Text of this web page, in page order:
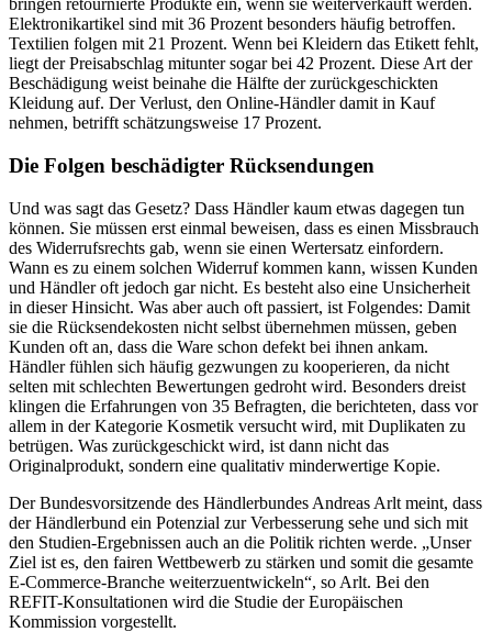
bringen retournierte Produkte ein, wenn sie weiterverkauft werden.
Elektronikartikel sind mit 36 Prozent besonders häufig betroffen.
Textilien folgen mit 21 Prozent. Wenn bei Kleidern das Etikett fehlt,
liegt der Preisabschlag mitunter sogar bei 42 Prozent. Diese Art der
Beschädigung weist beinahe die Hälfte der zurückgeschickten
Kleidung auf. Der Verlust, den Online-Händler damit in Kauf
nehmen, betrifft schätzungsweise 17 Prozent.
Die Folgen beschädigter Rücksendungen
Und was sagt das Gesetz? Dass Händler kaum etwas dagegen tun
können. Sie müssen erst einmal beweisen, dass es einen Missbrauch
des Widerrufsrechts gab, wenn sie einen Wertersatz einfordern.
Wann es zu einem solchen Widerruf kommen kann, wissen Kunden
und Händler oft jedoch gar nicht. Es besteht also eine Unsicherheit
in dieser Hinsicht. Was aber auch oft passiert, ist Folgendes: Damit
sie die Rücksendekosten nicht selbst übernehmen müssen, geben
Kunden oft an, dass die Ware schon defekt bei ihnen ankam.
Händler fühlen sich häufig gezwungen zu kooperieren, da nicht
selten mit schlechten Bewertungen gedroht wird. Besonders dreist
klingen die Erfahrungen von 35 Befragten, die berichteten, dass vor
allem in der Kategorie Kosmetik versucht wird, mit Duplikaten zu
betrügen. Was zurückgeschickt wird, ist dann nicht das
Originalprodukt, sondern eine qualitativ minderwertige Kopie.
Der Bundesvorsitzende des Händlerbundes Andreas Arlt meint, dass
der Händlerbund ein Potenzial zur Verbesserung sehe und sich mit
den Studien-Ergebnissen auch an die Politik richten werde. „Unser
Ziel ist es, den fairen Wettbewerb zu stärken und somit die gesamte
E-Commerce-Branche weiterzuentwickeln“, so Arlt. Bei den
REFIT-Konsultationen wird die Studie der Europäischen
Kommission vorgestellt.